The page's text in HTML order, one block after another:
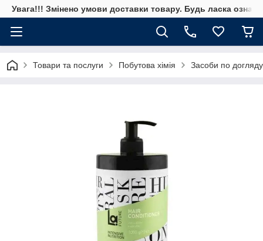
Увага!!! Змінено умови доставки товару. Будь ласка
Товари та послуги Побутова хімія Засоби по